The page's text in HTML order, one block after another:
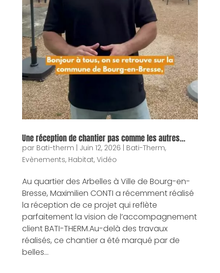
Une réception de chantier pas comme les autres…
par Bati-therm Juin 12, 2026 Bati-Therm,
Evènements, Habitat, Vidéo
Au quartier des Arbelles à Ville de Bourg-en-
Bresse, Maximilien CONTI a récemment réalisé
la réception de ce projet qui reflète
parfaitement la vision de l’accompagnement
client BATI-THERM.Au-delà des travaux
réalisés, ce chantier a été marqué par de
belles...